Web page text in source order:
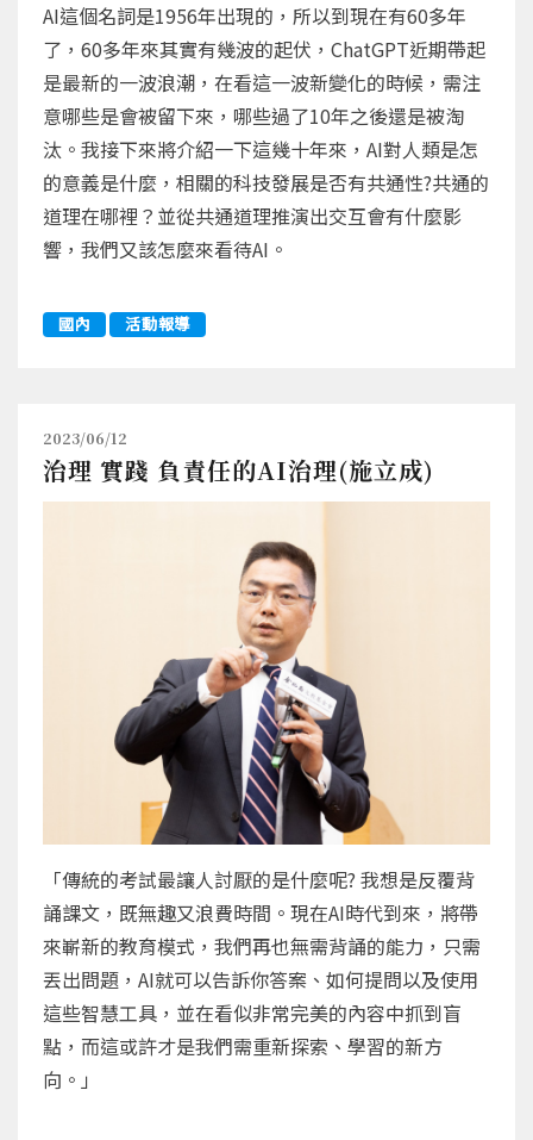
AI這個名詞是1956年出現的，所以到現在有60多年
了，60多年來其實有幾波的起伏，ChatGPT近期帶起
是最新的一波浪潮，在看這一波新變化的時候，需注
意哪些是會被留下來，哪些過了10年之後還是被淘
汰。我接下來將介紹一下這幾十年來，AI對人類是怎
的意義是什麼，相關的科技發展是否有共通性?共通的
道理在哪裡？並從共通道理推演出交互會有什麼影
響，我們又該怎麼來看待AI。
國內 活動報導
2023/06/12
治理 實踐 負責任的AI治理(施立成)
「傳統的考試最讓人討厭的是什麼呢? 我想是反覆背
誦課文，既無趣又浪費時間。現在AI時代到來，將帶
來嶄新的教育模式，我們再也無需背誦的能力，只需
丟出問題，AI就可以告訴你答案、如何提問以及使用
這些智慧工具，並在看似非常完美的內容中抓到盲
點，而這或許才是我們需重新探索、學習的新方
向。」